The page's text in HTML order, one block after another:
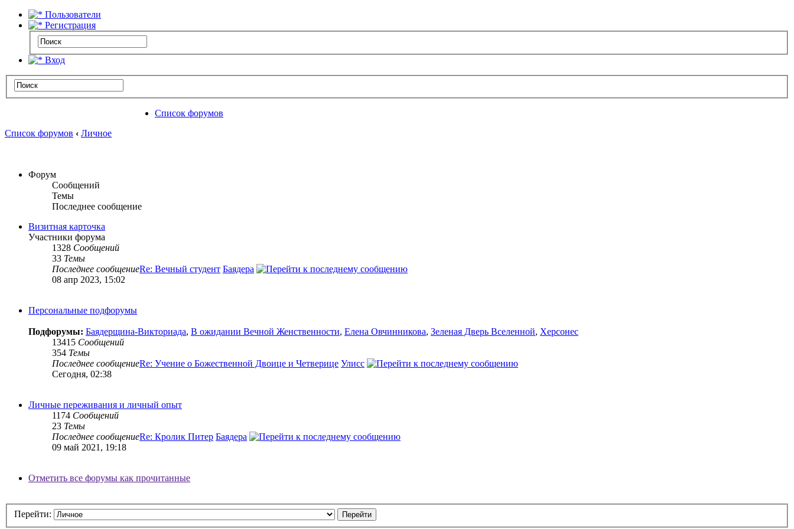
Пользователи
Регистрация
Вход
Список форумов
Список форумов ‹ Личное
Форум
Сообщений
Темы
Последнее сообщение
Визитная карточка
Участники форума
1328 Сообщений
33 Темы
Последнее сообщениеRe: Вечный студент Баядера
08 апр 2023, 15:02
Персональные подфорумы
Подфорумы: Баядерщина-Викториада, В ожидании Вечной Женственности, Елена Овчинникова, Зеленая Дверь Вселенной, Херсонес
13415 Сообщений
354 Темы
Последнее сообщениеRe: Учение о Божественной Двоице и Четверице Улисс
Сегодня, 02:38
Личные переживания и личный опыт
1174 Сообщений
23 Темы
Последнее сообщениеRe: Кролик Питер Баядера
09 май 2021, 19:18
Отметить все форумы как прочитанные
Перейти: